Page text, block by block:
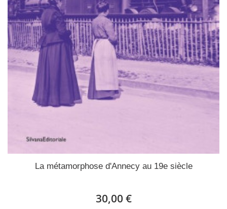
La métamorphose d'Annecy au 19e siècle
30,00 €